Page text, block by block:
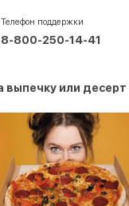
Телефон поддержки
8-800-250-14-41
выпечку или